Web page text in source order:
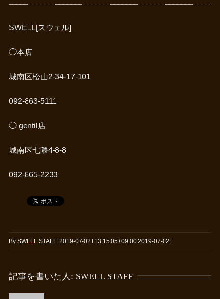
SWELL[スウェル]
◯本店
城南区松山2-34-17-101
092-863-5111
◯ gentil店
城南区七隈4-8-8
092-865-2233
By SWELL STAFF 2019-07-02T13:15:05+09:00 2019-07-02
記事を書いた人: SWELL STAFF